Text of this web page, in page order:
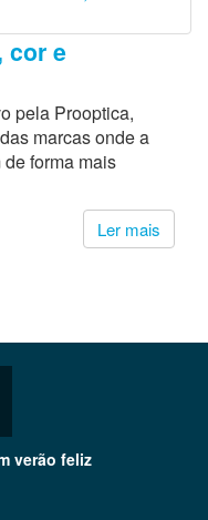
cor e
pela Prooptica,
marcas onde a
forma mais
Ler mais
verão feliz